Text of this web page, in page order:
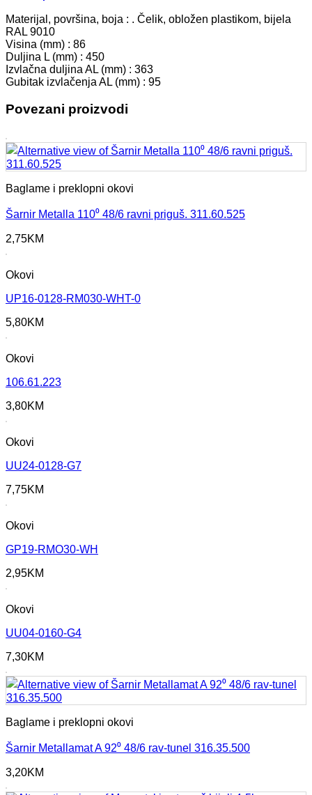
Materijal, površina, boja : . Čelik, obložen plastikom, bijela
RAL 9010
Visina (mm) : 86
Duljina L (mm) : 450
Izvlačna duljina AL (mm) : 363
Gubitak izvlačenja AL (mm) : 95
Povezani proizvodi
Baglame i preklopni okovi
Šarnir Metalla 110⁰ 48/6 ravni priguš. 311.60.525
2,75KM
Okovi
UP16-0128-RM030-WHT-0
5,80KM
Okovi
106.61.223
3,80KM
Okovi
UU24-0128-G7
7,75KM
Okovi
GP19-RMO30-WH
2,95KM
Okovi
UU04-0160-G4
7,30KM
Baglame i preklopni okovi
Šarnir Metallamat A 92⁰ 48/6 rav-tunel 316.35.500
3,20KM